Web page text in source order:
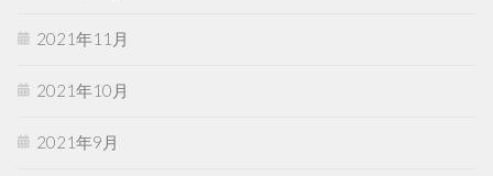
2021年11月
2021年10月
2021年9月